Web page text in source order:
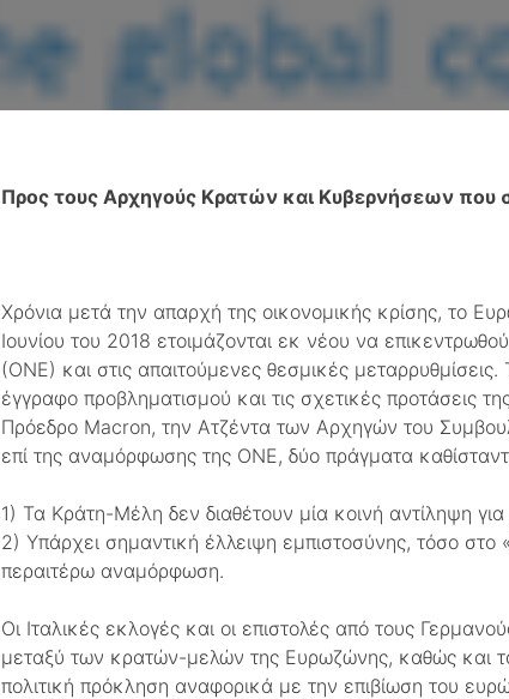
Προς τους Αρχηγούς Κρατών και Κυβερνήσεων
Χρόνια μετά την απαρχή της οικονομικής κρίσης, το
Ιουνίου του 2018 ετοιμάζονται εκ νέου να
(ΟΝΕ) και στις απαιτούμενες θεσμικές
έγγραφο προβληματισμού και τις σχετικές προτάσεις
Πρόεδρο Macron, την Ατζέντα των Αρχηγών του
επί της αναμόρφωσης της ΟΝΕ, δύο πράγματα
1) Τα Κράτη-Μέλη δεν διαθέτουν μία κοινή αντίληψη
2) Υπάρχει σημαντική έλλειψη εμπιστοσύνης, τόσο
περαιτέρω αναμόρφωση.
Οι Ιταλικές εκλογές και οι επιστολές από τους
μεταξύ των κρατών-μελών της Ευρωζώνης, καθώς και
πολιτική πρόκληση αναφορικά με την επιβίωση του